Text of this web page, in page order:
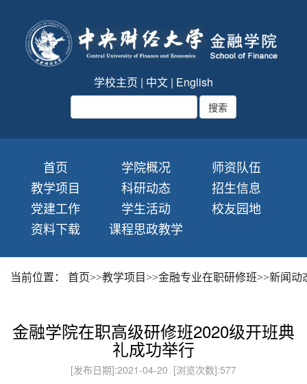
学校主页 | 中文 | English
首页 学院概况
师资队伍
教学项目
科研动态
招生信息
党建工作
学生活动
校友园地
资料下载
课程思政教学
当前位置： 首页>>教学项目>>金融专业在职研修班>>新闻动
金融学院在职高级研修班2020级开班典
礼成功举行
[发布日期]:2021-04-20 [浏览次数]:577